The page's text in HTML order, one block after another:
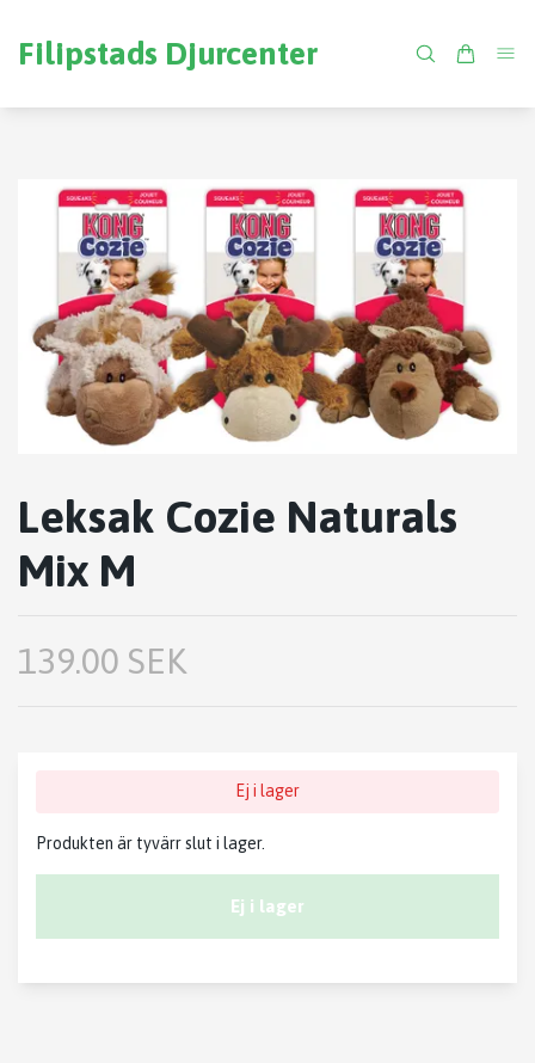
Filipstads Djurcenter
Leksak Cozie Naturals
Mix M
139.00 SEK
Ej i lager
Produkten är tyvärr slut i lager.
Ej i lager